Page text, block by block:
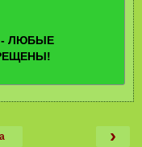
- ЛЮБЫЕ
›